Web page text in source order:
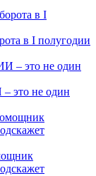
в I полугодии
это не один